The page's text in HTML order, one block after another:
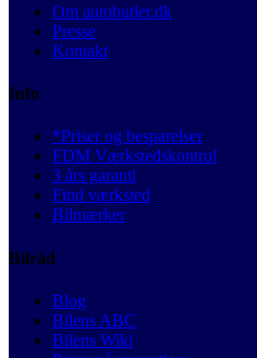
Om autobutler.dk
Presse
Kontakt
Info
*Priser og besparelser
FDM Værkstedskontrol
3 års garanti
Find værksted
Bilmærker
Bilråd
Blog
Bilens ABC
Bilens Wiki